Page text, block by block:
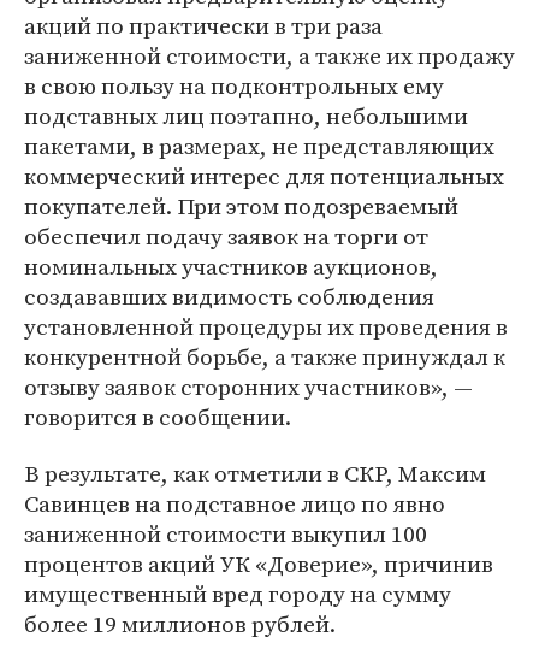
акций по практически в три раза
заниженной стоимости, а также их продажу
в свою пользу на подконтрольных ему
подставных лиц поэтапно, небольшими
пакетами, в размерах, не представляющих
коммерческий интерес для потенциальных
покупателей. При этом подозреваемый
обеспечил подачу заявок на торги от
номинальных участников аукционов,
создававших видимость соблюдения
установленной процедуры их проведения в
конкурентной борьбе, а также принуждал к
отзыву заявок сторонних участников», —
говорится в сообщении.
В результате, как отметили в СКР, Максим
Савинцев на подставное лицо по явно
заниженной стоимости выкупил 100
процентов акций УК «Доверие», причинив
имущественный вред городу на сумму
более 19 миллионов рублей.